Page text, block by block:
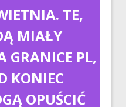
TE,
MIAŁY
GRANICE PL,
KONIEC
OPUŚCIĆ